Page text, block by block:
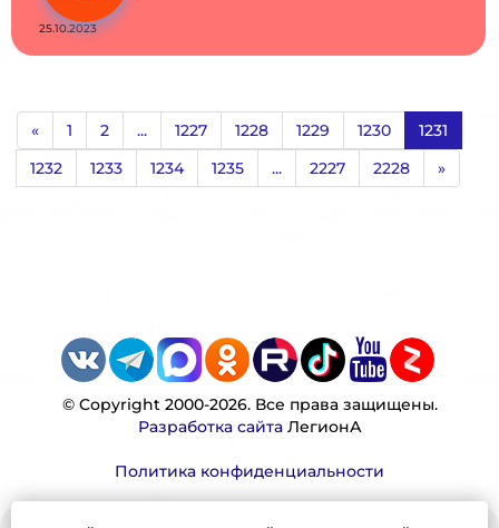
25.10.2023
« 1 2 ... 1227 1228 1229 1230
1231
1232
1233 1234 1235 ... 2227 2228 »
© Copyright 2000-2026. Все права защищены.
Разработка сайтаЛегионА
Политика конфиденциальности